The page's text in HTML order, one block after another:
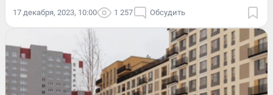
17 декабря, 2023, 10:00 1 257 Обсудить